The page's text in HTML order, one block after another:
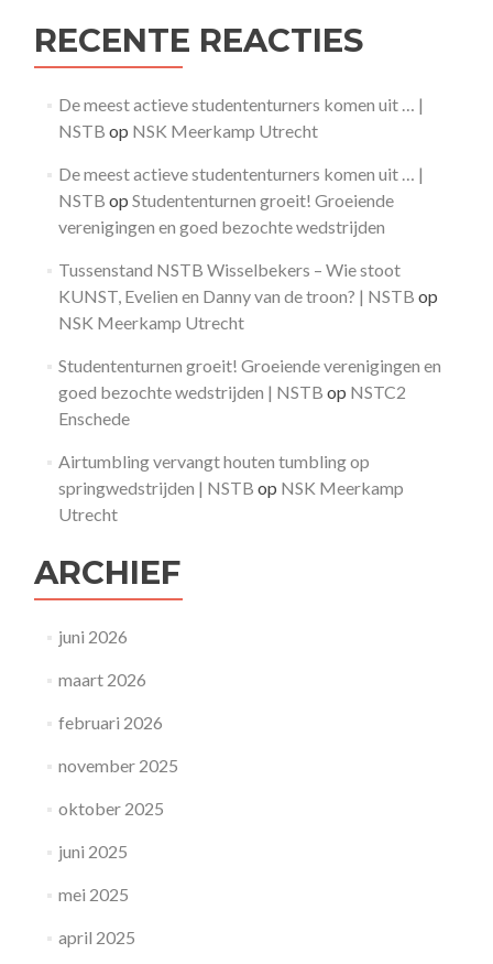
RECENTE REACTIES
De meest actieve studententurners komen uit … |
NSTB op NSK Meerkamp Utrecht
De meest actieve studententurners komen uit … |
NSTB op Studententurnen groeit! Groeiende
verenigingen en goed bezochte wedstrijden
Tussenstand NSTB Wisselbekers – Wie stoot
KUNST, Evelien en Danny van de troon? | NSTB op
NSK Meerkamp Utrecht
Studententurnen groeit! Groeiende verenigingen en
goed bezochte wedstrijden | NSTB op NSTC2
Enschede
Airtumbling vervangt houten tumbling op
springwedstrijden | NSTB op NSK Meerkamp
Utrecht
ARCHIEF
juni 2026
maart 2026
februari 2026
november 2025
oktober 2025
juni 2025
mei 2025
april 2025